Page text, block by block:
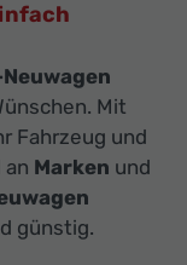
Mit
Fahrzeug und
an Marken und
günstig.